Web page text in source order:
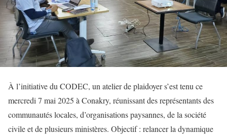
À l’initiative du CODEC, un atelier de plaidoyer s’est tenu ce
mercredi 7 mai 2025 à Conakry, réunissant des représentants des
communautés locales, d’organisations paysannes, de la société
civile et de plusieurs ministères. Objectif : relancer la dynamique